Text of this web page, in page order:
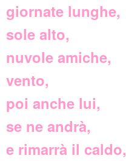
giornate lunghe,
sole alto,
nuvole amiche,
vento,
poi anche lui,
se ne andrà,
e rimarrà il caldo,